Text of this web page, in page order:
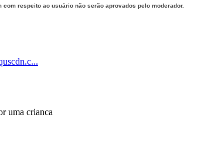
respeito ao usuário não serão aprovados pelo moderador.